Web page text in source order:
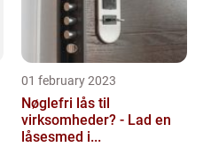
01 february 2023
Nøglefri lås til
virksomheder? - Lad en
låsesmed i...